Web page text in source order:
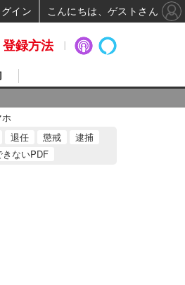
退任 懲戒
逮捕
ないPDF
録方法
イン こんにちは、ゲストさん